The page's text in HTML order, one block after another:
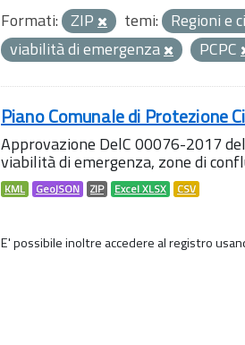
Formati: ZIP temi: Regioni e
viabilità di emergenza
PCPC
Piano Comunale di Protezione
Approvazione DelC 00076-2017
viabilità di emergenza, zone di
KML GeoJSON ZIP Excel XLSX CSV
E' possibile inoltre accedere al registro